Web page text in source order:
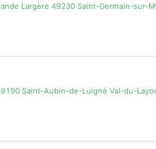
Largère 49230 Saint-Germain-sur-
Saint-Aubin-de-Luigné Val-du-